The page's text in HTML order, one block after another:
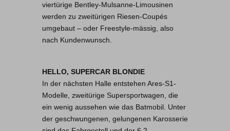
viertürige Bentley-Mulsanne-Limousinen
werden zu zweitürigen Riesen-Coupés
umgebaut – oder Freestyle-mässig, also
nach Kundenwunsch.
HELLO, SUPERCAR BLONDIE
In der nächsten Halle entstehen Ares-S1-
Modelle, zweitürige Supersportwagen, die
ein wenig aussehen wie das Batmobil. Unter
der geschwungenen, gelungenen Karosserie